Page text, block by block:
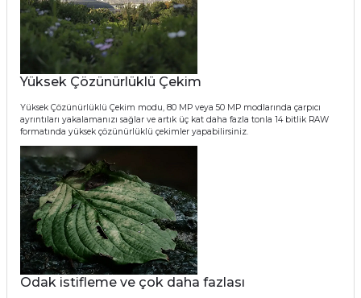
Yüksek Çözünürlüklü Çekim
Yüksek Çözünürlüklü Çekim modu, 80 MP veya 50 MP modlarında çarpıcı
ayrıntıları yakalamanızı sağlar ve artık üç kat daha fazla tonla 14 bitlik RAW
formatında yüksek çözünürlüklü çekimler yapabilirsiniz.
Odak istifleme ve çok daha fazlası